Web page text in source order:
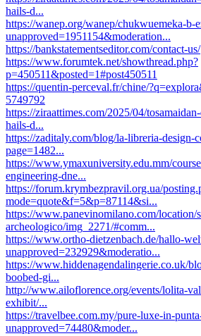
hails-d...
https://wanep.org/wanep/chukwuemeka-b-
unapproved=1951154&moderation...
https://bankstatementseditor.com/contact-us/
https://www.forumtek.net/showthread.php?
p=450511&posted=1#post450511
https://quentin-perceval.fr/chine/
5749792
https://ziraattimes.com/2025/04/
hails-d...
https://zaditaly.com/blog/la-libreria-design-
page=1482...
https://www.ymaxuniversity.edu.mm/
engineering-dne...
https://forum.krymbezpravil.org.ua/
mode=quote&f=5&p=87114&si...
https://www.panevinomilano.com/location/
archeologico/img_2271/#comm...
https://www.ortho-dietzenbach.de/hallo-
unapproved=232929&moderatio...
https://www.hiddenagendalingerie.co.uk/
boobed-gi...
http://www.ailoflorence.org/events/lolita-
exhibit/...
https://travelbee.com.my/pure-luxe-in-
unapproved=74480&moder...